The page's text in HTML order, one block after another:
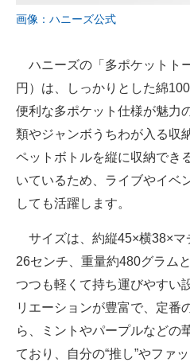
画像：ハニーズ公式
ハニーズの「多ポケットト
円）は、しっかりとした綿
便利な多ポケット仕様が魅力
類やジャンボうちわが入る収
ペットボトルを縦に収納でき
いているため、ライブやイベ
しても活躍します。
サイズは、約縦45×横38×マ
26センチ、重量約480グラム
つつも軽くて持ち運びやすい
リエーションが豊富で、定番
ら、ミントやパープルなどの
ており、自分の“推し”やファ